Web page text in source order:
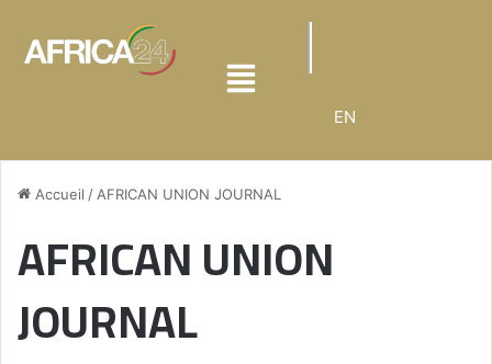
EN
Accueil / AFRICAN UNION JOURNAL
AFRICAN UNION
JOURNAL